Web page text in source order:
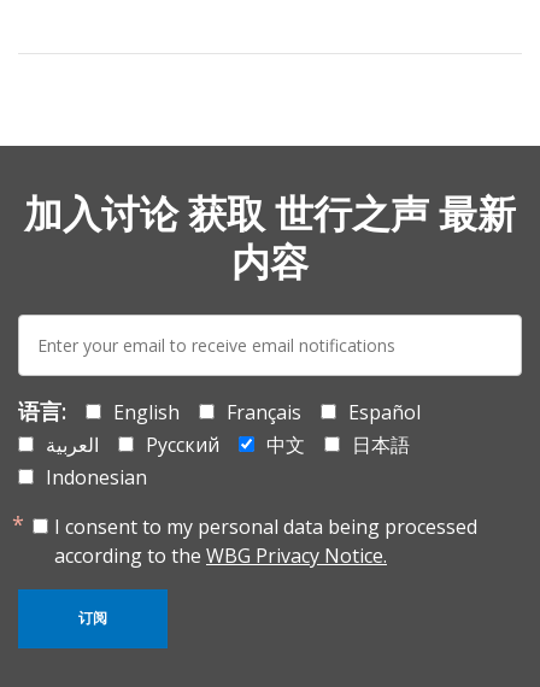
加入讨论 获取 世行之声 最新
内容
E-
mail:
语言: English Français
Español
العربية
Русский 中文
日本語
Indonesian
I consent to my personal data being processed
according to the WBG Privacy Notice.
订阅